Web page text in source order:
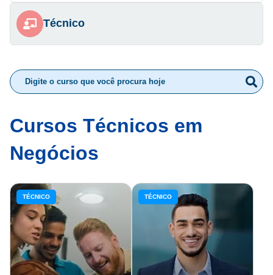
Técnico
Cursos Técnicos em
Negócios
TÉCNICO TÉCNICO